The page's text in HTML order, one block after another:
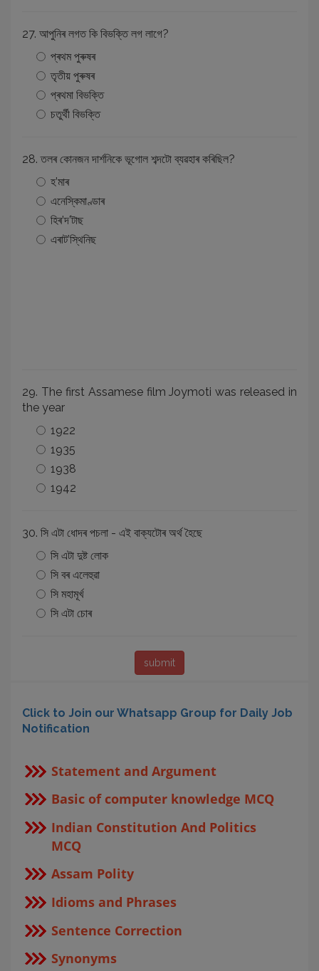
27. আপুনিৰ লগত কি বিভক্তি লগ লাগে?
প্ৰথম পুৰুষৰ
তৃতীয় পুৰুষৰ
প্ৰথমা বিভক্তি
চতুৰ্থী বিভক্তি
28. তলৰ কোনজন দার্শনিকে ভূগোল শব্দটো ব্যৱহাৰ কৰিছিল?
হ’মাৰ
এনেস্কিমাণ্ডাৰ
হিৰ’দ’টাছ
এৰাট’স্থিনিছ
29. The first Assamese film Joymoti was released in
the year
1922
1935
1938
1942
30. সি এটা ধোদৰ পচলা - এই বাক্যটোৰ অৰ্থ হৈছে
সি এটা দুষ্ট লোক
সি বৰ এলেহুৱা
সি মহামূৰ্খ
সি এটা চোৰ
Click to Join our Whatsapp Group for Daily Job
Notification
Statement and Argument
Basic of computer knowledge MCQ
Indian Constitution And Politics
MCQ
Assam Polity
Idioms and Phrases
Sentence Correction
Synonyms